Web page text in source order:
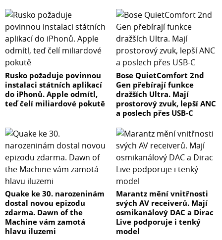
Rusko požaduje povinnou
instalaci státních aplikací
do iPhonů. Apple odmítl,
teď čelí miliardové pokutě
Bose QuietComfort 2nd
Gen přebírají funkce
dražších Ultra. Mají
prostorový zvuk, lepší ANC
a poslech přes USB-C
Quake ke 30. narozeninám
dostal novou epizodu
zdarma. Dawn of the
Machine vám zamotá
hlavu iluzemi
Marantz mění vnitřnosti
svých AV receiverů. Mají
osmikanálový DAC a Dirac
Live podporuje i tenký
model